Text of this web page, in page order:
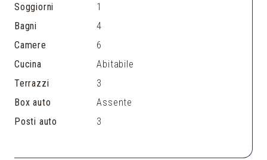
Soggiorni
1
Bagni
4
Camere
6
Cucina
Abitabile
Terrazzi
3
Box auto
Assente
Posti auto
3